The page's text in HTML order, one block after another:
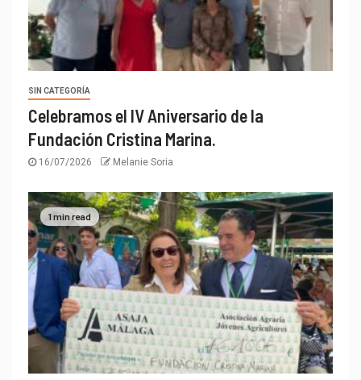
SIN CATEGORÍA
Celebramos el IV Aniversario de la
Fundación Cristina Marina.
16/07/2026 Melanie Soria
1 min read